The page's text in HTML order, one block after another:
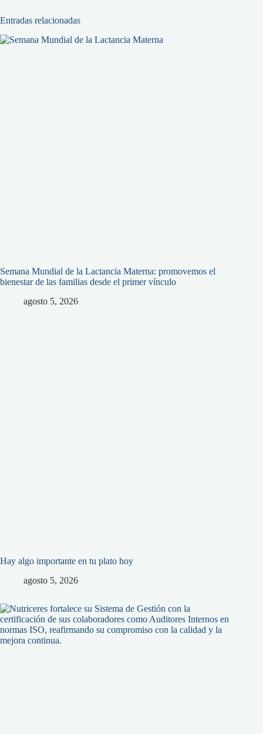
Entradas relacionadas
Semana Mundial de la Lactancia Materna: promovemos el
bienestar de las familias desde el primer vínculo
agosto 5, 2026
Hay algo importante en tu plato hoy
agosto 5, 2026